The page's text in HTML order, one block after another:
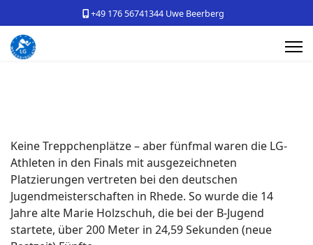
+49 176 56741344 Uwe Beerberg
Keine Treppchenplätze – aber fünfmal waren die LG-
Athleten in den Finals mit ausgezeichneten
Platzierungen vertreten bei den deutschen
Jugendmeisterschaften in Rhede. So wurde die 14
Jahre alte Marie Holzschuh, die bei der B-Jugend
startete, über 200 Meter in 24,59 Sekunden (neue